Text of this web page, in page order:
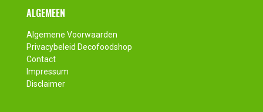
Footer
ALGEMEEN
Algemene Voorwaarden
Privacybeleid Decofoodshop
Contact
Impressum
Disclaimer